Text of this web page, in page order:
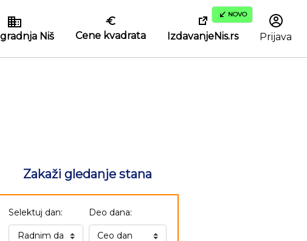
Niš Cene kvadrata
NOVO
IzdavanjeNis.rs Prijava
Zakaži gledanje stana
Selektuj dan: Deo dana: